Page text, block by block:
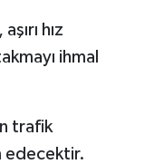
hız
ihmal
trafik
edecektir.